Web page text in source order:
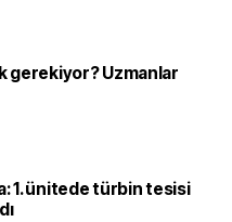
gerekiyor? Uzmanlar
1. ünitede türbin tesisi